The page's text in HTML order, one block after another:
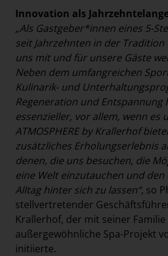
Innovation als
„Als Gastgeber*innen eines 5-
seit Jahrzehnten in der Tradition
uns mit und für unsere Gäste
Neben dem umfangreichen
Kulinarik- und
Regeneration und Entspannung
essenzieller, vor allem, wenn es
ATMOSPHERE by Krallerhof
zusätzliches Erholungserlebnis
denen, die uns besuchen, die
eine Welt einzutauchen und
Alltag hinter sich zu lassen“, so
stellvertretender
Krallerhof, der mit seiner Familie
außergewöhnliche Spa-Projekt
initiierte.